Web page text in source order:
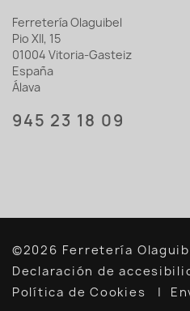
Ferretería Olaguibel
Pio XII, 15
01004 Vitoria-Gasteiz
España
Álava
945 23 18 09
©2026 Ferretería
Declaración de
Política de Cookies